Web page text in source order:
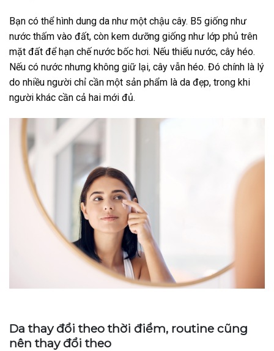
Bạn có thể hình dung da như một chậu cây. B5 giống như
nước thấm vào đất, còn kem dưỡng giống như lớp phủ trên
mặt đất để hạn chế nước bốc hơi. Nếu thiếu nước, cây héo.
Nếu có nước nhưng không giữ lại, cây vẫn héo. Đó chính là lý
do nhiều người chỉ cần một sản phẩm là da đẹp, trong khi
người khác cần cả hai mới đủ.
Da thay đổi theo thời điểm, routine cũng
nên thay đổi theo